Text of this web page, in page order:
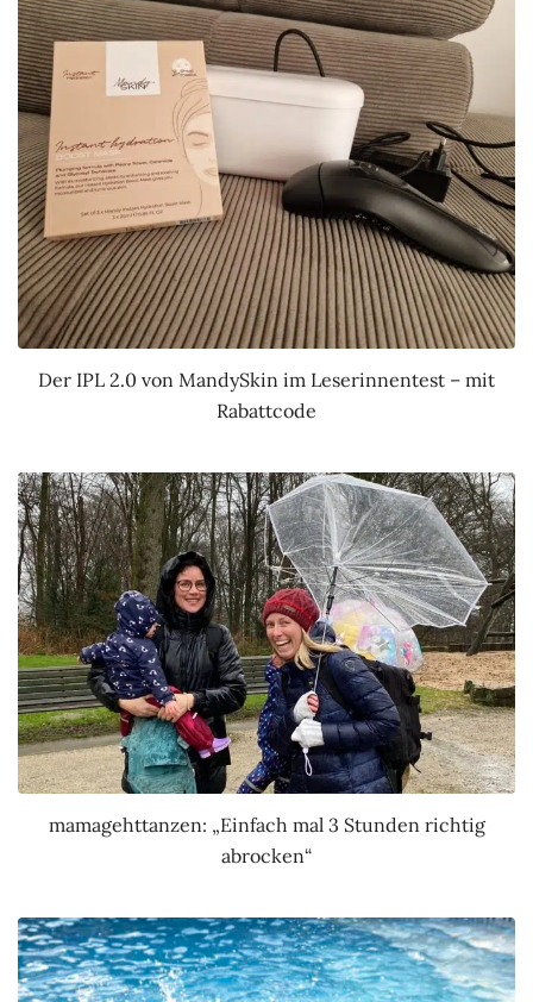
Der IPL 2.0 von MandySkin im Leserinnentest – mit
Rabattcode
mamagehttanzen: „Einfach mal 3 Stunden richtig
abrocken“